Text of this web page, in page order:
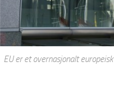
EU er et overnasjonalt